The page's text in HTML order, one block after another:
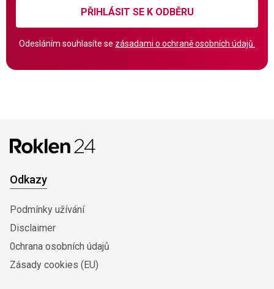
PŘIHLÁSIT SE K ODBĚRU
Odesláním souhlasíte se zásadami o ochraně osobních údajů.
Odkazy
Podmínky užívání
Disclaimer
0chrana osobních údajů
Zásady cookies (EU)